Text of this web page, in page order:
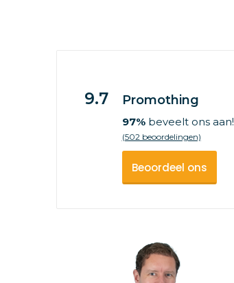
9.7 Promothing
97%beveelt ons aan!
(502 beoordelingen)
Beoordeel ons